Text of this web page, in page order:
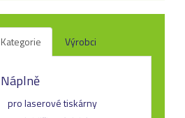
Kategorie Výrobci
Náplně
pro laserové tiskárny